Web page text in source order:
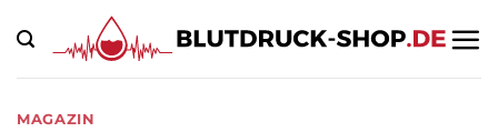
Inhalt
springen
MAGAZIN